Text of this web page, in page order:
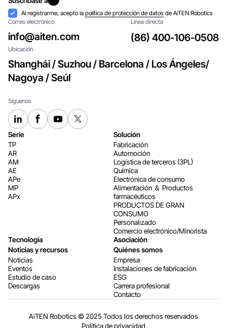
Suscríbase a
Aceptación
Al registrarme, acepto lapolítica de protección de datos de AiTEN Robotics
Correo electrónico
info@aiten.com
Línea directa
(86) 400-106-0508
Ubicación
Shanghái / Suzhou / Barcelona / Los Ángeles/
Nagoya / Seúl
Síguenos
Serie
TP
AR
AM
AE
APe
MP
APx
Solución
Fabricación
Automoción
Logística de terceros (3PL)
Química
Electrónica de consumo
Alimentación ＆ Productos
farmacéuticos
PRODUCTOS DE GRAN
CONSUMO
Personalizado
Comercio electrónico/Minorista
Tecnología
Asociación
Noticias y recursos
Noticias
Eventos
Estudio de caso
Descargas
Quiénes somos
Empresa
Instalaciones de fabricación
ESG
Carrera profesional
Contacto
AiTEN Robotics © 2025 Todos los derechos reservados
Política de privacidad